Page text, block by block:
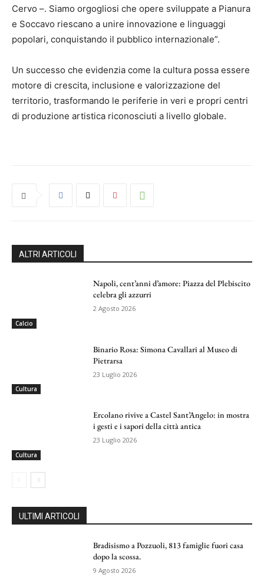
Cervo –. Siamo orgogliosi che opere sviluppate a Pianura
e Soccavo riescano a unire innovazione e linguaggi
popolari, conquistando il pubblico internazionale”.
Un successo che evidenzia come la cultura possa essere
motore di crescita, inclusione e valorizzazione del
territorio, trasformando le periferie in veri e propri centri
di produzione artistica riconosciuti a livello globale.
ALTRI ARTICOLI
Calcio
Napoli, cent’anni d’amore: Piazza del Plebiscito
celebra gli azzurri
2 Agosto 2026
Cultura
Binario Rosa: Simona Cavallari al Museo di
Pietrarsa
23 Luglio 2026
Cultura
Ercolano rivive a Castel Sant’Angelo: in mostra
i gesti e i sapori della città antica
23 Luglio 2026
ULTIMI ARTICOLI
Bradisismo a Pozzuoli, 813 famiglie fuori casa
dopo la scossa.
9 Agosto 2026